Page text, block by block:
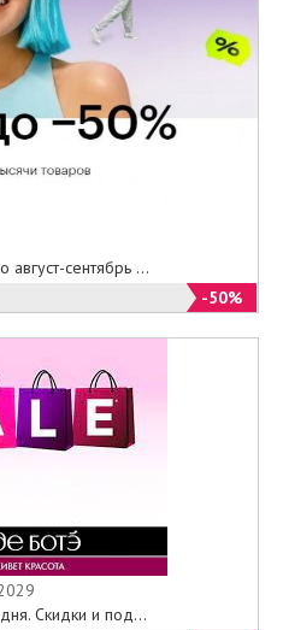
август-сентябрь ...
-50%
Скидки и под...